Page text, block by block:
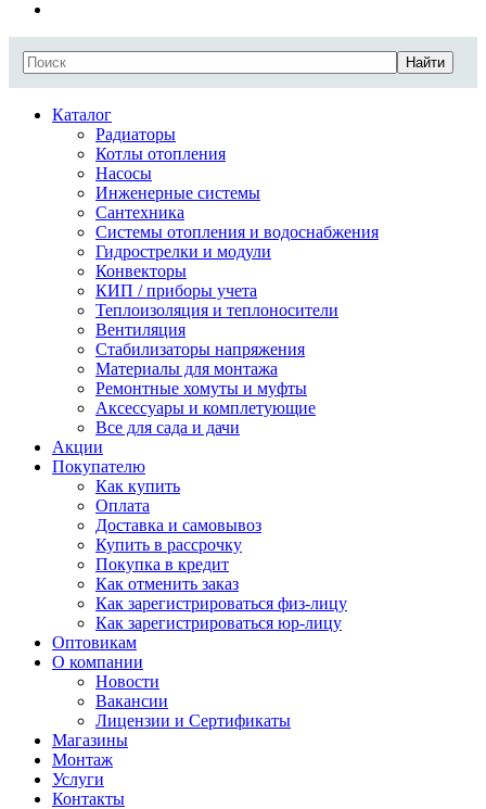
Найти
Каталог
Радиаторы
Котлы отопления
Насосы
Инженерные системы
Сантехника
Системы отопления и водоснабжения
Гидрострелки и модули
Конвекторы
КИП / приборы учета
Теплоизоляция и теплоносители
Вентиляция
Стабилизаторы напряжения
Материалы для монтажа
Ремонтные хомуты и муфты
Аксессуары и комплетующие
Все для сада и дачи
Акции
Покупателю
Как купить
Оплата
Доставка и самовывоз
Купить в рассрочку
Покупка в кредит
Как отменить заказ
Как зарегистрироваться физ-лицу
Как зарегистрироваться юр-лицу
Оптовикам
О компании
Новости
Вакансии
Лицензии и Сертификаты
Магазины
Монтаж
Услуги
Контакты